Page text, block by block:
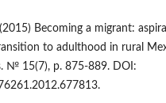
Becoming a migrant:
to adulthood in rural
№ 15(7), p. 875-889. DOI: